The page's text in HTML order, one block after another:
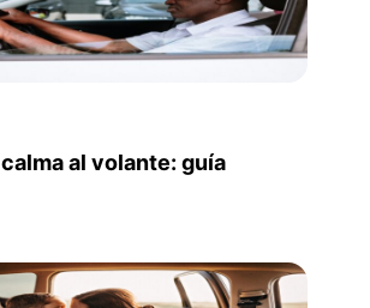
al volante: guía